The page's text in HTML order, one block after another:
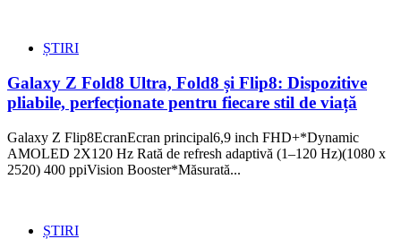
ȘTIRI
Galaxy Z Fold8 Ultra, Fold8 și Flip8: Dispozitive
pliabile, perfecționate pentru fiecare stil de viață
Galaxy Z Flip8EcranEcran principal6,9 inch FHD+*Dynamic
AMOLED 2X120 Hz Rată de refresh adaptivă (1–120 Hz)(1080 x
2520) 400 ppiVision Booster*Măsurată...
ȘTIRI